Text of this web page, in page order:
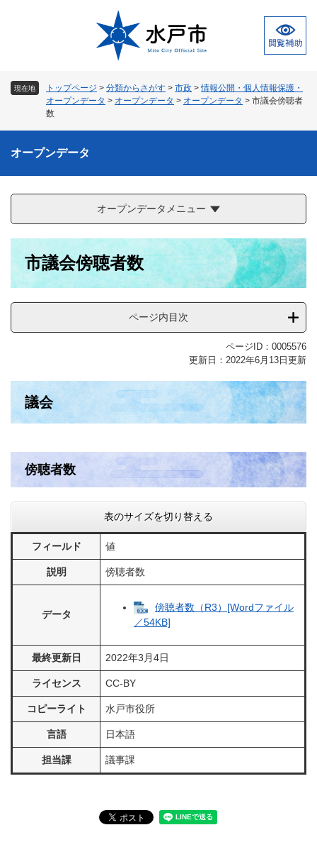
現在地 トップページ > 分類からさがす > 市政 >情報公開・個人情報保護・
オープンデータ > オープンデータ > オープンデータ > 市議会傍聴者
数
オープンデータ
オープンデータメニュー
市議会傍聴者数
ページ内目次
ページID：0005576
更新日：2022年6月13日更新
議会
傍聴者数
表のサイズを切り替える
フィールド 値
説明 傍聴者数
データ
傍聴者数（R3）[Wordファイル
／54KB]
最終更新日 2022年3月4日
ライセンス CC-BY
コピーライト 水戸市役所
言語 日本語
担当課 議事課